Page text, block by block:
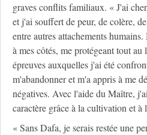
graves conflits familiaux. « J'ai
et j'ai souffert de peur, de colère,
entre autres attachements
à mes côtés, me protégeant tout au
épreuves auxquelles j'ai été
m'abandonner et m'a appris à me
négatives. Avec l'aide du Maître,
caractère grâce à la cultivation et à
« Sans Dafa, je serais restée une